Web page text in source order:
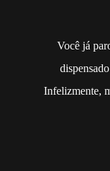
Você já
Infelizmente,